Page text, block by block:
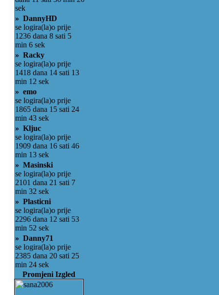
sek
» DannyHD
se logira(la)o prije
1236 dana 8 sati 5
min 6 sek
» Racky
se logira(la)o prije
1418 dana 14 sati 13
min 12 sek
» emo
se logira(la)o prije
1865 dana 15 sati 24
min 43 sek
» Kljuc
se logira(la)o prije
1909 dana 16 sati 46
min 13 sek
» Masinski
se logira(la)o prije
2101 dana 21 sati 7
min 32 sek
» Plasticni
se logira(la)o prije
2296 dana 12 sati 53
min 52 sek
» Danny71
se logira(la)o prije
2385 dana 20 sati 25
min 24 sek
Promjeni Izgled